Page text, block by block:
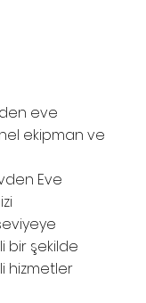
eve
ekipman ve
Eve
bir şekilde
hizmetler